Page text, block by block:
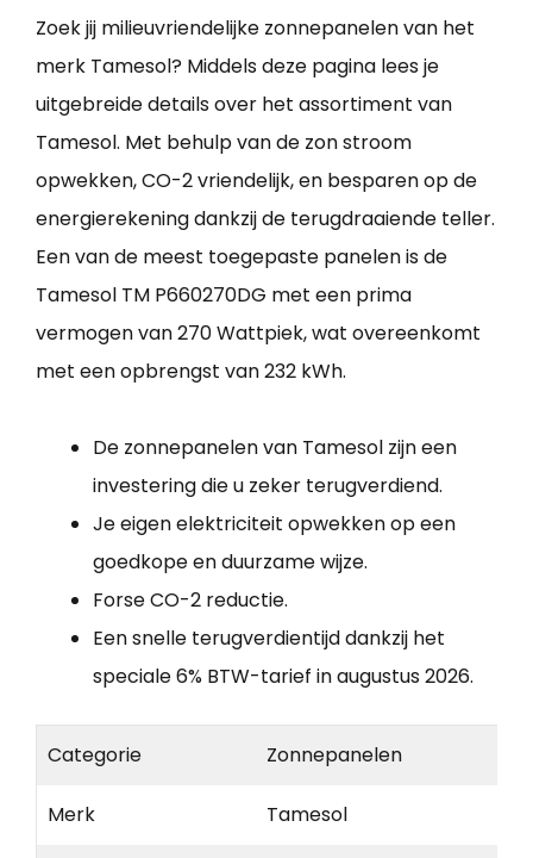
Zoek jij milieuvriendelijke zonnepanelen van het
merk Tamesol? Middels deze pagina lees je
uitgebreide details over het assortiment van
Tamesol. Met behulp van de zon stroom
opwekken, CO-2 vriendelijk, en besparen op de
energierekening dankzij de terugdraaiende teller.
Een van de meest toegepaste panelen is de
Tamesol TM P660270DG met een prima
vermogen van 270 Wattpiek, wat overeenkomt
met een opbrengst van 232 kWh.
De zonnepanelen van Tamesol zijn een
investering die u zeker terugverdiend.
Je eigen elektriciteit opwekken op een
goedkope en duurzame wijze.
Forse CO-2 reductie.
Een snelle terugverdientijd dankzij het
speciale 6% BTW-tarief in augustus 2026.
Categorie Zonnepanelen
Merk Tamesol